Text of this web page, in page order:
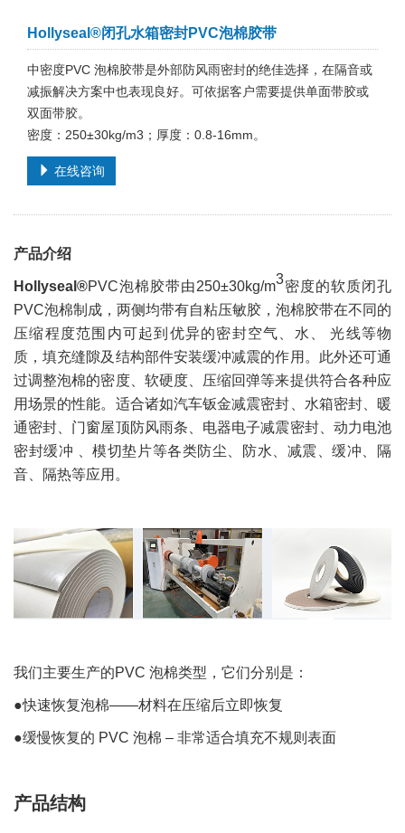
Hollyseal®闭孔水箱密封PVC泡棉胶带
中密度PVC 泡棉胶带是外部防风雨密封的绝佳选择，在隔音或
减振解决方案中也表现良好。可依据客户需要提供单面带胶或
双面带胶。
密度：250±30kg/m3；厚度：0.8-16mm。
在线咨询
产品介绍
Hollyseal®PVC泡棉胶带由250±30kg/m3密度的软质闭孔
PVC泡棉制成，两侧均带有自粘压敏胶， 泡棉胶带在不同的
压缩程度范围内可起到优异的密封空气、水、 光线等物
质，填充缝隙及结构部件安装缓冲减震的作用。此外还可通
过调整泡棉的密度、软硬度、压缩回弹等来提供符合各种应
用场景的性能。适合诸如汽车钣金减震密封、水箱密封、暖
通密封、门窗屋顶防风雨条、电器电子减震密封、动力电池
密封缓冲 、模切垫片等各类防尘、防水、减震、缓冲、隔
音、隔热等应用。
我们主要生产的PVC 泡棉类型，它们分别是：
●快速恢复泡棉——材料在压缩后立即恢复
●缓慢恢复的 PVC 泡棉 – 非常适合填充不规则表面
产品结构